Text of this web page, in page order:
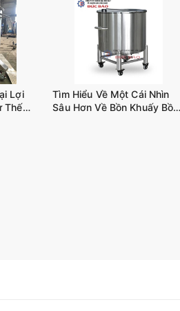
Lợi
Thế
Tìm Hiểu Về Một Cái Nhìn
Sâu Hơn Về Bồn Khuấy Bồn